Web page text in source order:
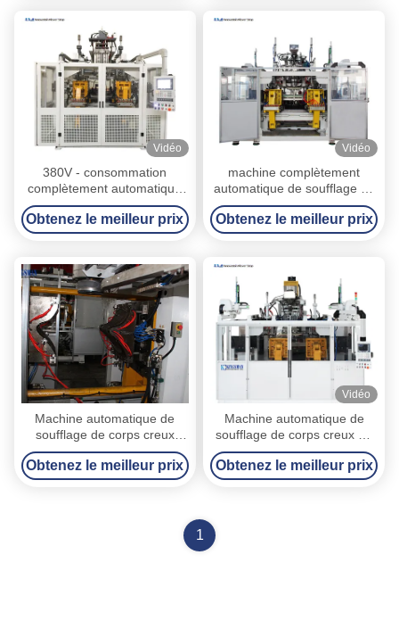
Vidéo
380V - consommation
complètement automatique
de puissance faible de la
machine 55KW de soufflage
du corps creux 440V
Obtenez le meilleur prix
Vidéo
machine complètement
automatique de soufflage du
corps creux 55KW, machine
de moulage de coup de
HDPE
Obtenez le meilleur prix
Machine automatique de
soufflage de corps creux
d'extrusion de 12 T faisant le
jouet de plastique de HDPE
de LDPE
Obtenez le meilleur prix
Vidéo
Machine automatique de
soufflage de corps creux de
16 tonnes, machine de
moulage de coup en
plastique de bouteille
Obtenez le meilleur prix
1